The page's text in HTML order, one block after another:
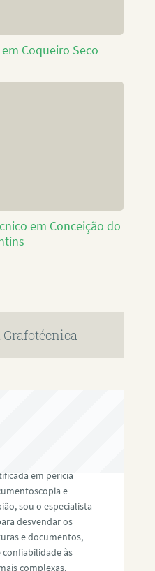
Coqueiro Seco
em Conceição do
Grafotécnica
em perícia
e
sou o especialista
desvendar os
e documentos,
às
complexas.